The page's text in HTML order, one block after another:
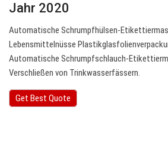
Jahr 2020
Automatische Schrumpfhülsen-
Lebensmittelnüsse
Automatische Schrumpfschlauch-
Verschließen von Trinkwasserfässern.
Get Best Quote